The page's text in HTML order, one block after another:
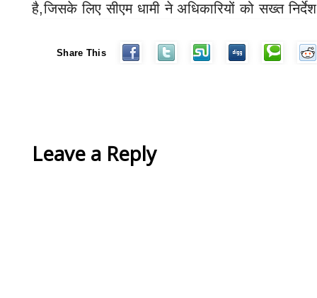
है,जिसके लिए सीएम धामी ने अधिकारियों को सख्त
Share This
Leave a Reply